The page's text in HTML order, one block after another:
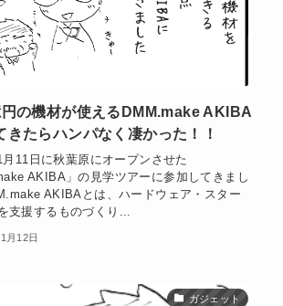
の機材が使えるDMM.make AKIBA
きたらハンパなく凄かった！！
月11日に秋葉原にオープンさせた
AKIBA」の見学ツアーに参加してきまし
AKIBAとは、ハードウェア・スター
支援するものづくり...
月12日
ガジェット